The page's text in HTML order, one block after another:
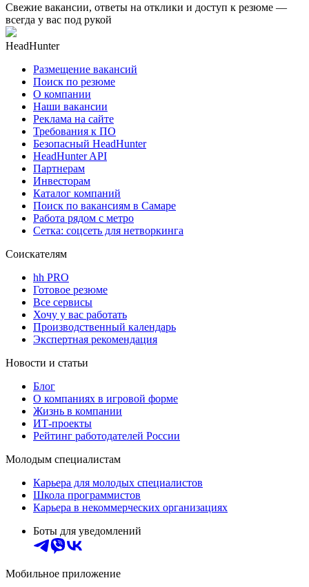
Свежие вакансии, ответы на отклики и доступ к резюме —
всегда у вас под рукой
HeadHunter
Размещение вакансий
Поиск по резюме
О компании
Наши вакансии
Реклама на сайте
Требования к ПО
Безопасный HeadHunter
HeadHunter API
Партнерам
Инвесторам
Каталог компаний
Поиск по вакансиям в Самаре
Работа рядом с метро
Сетка: соцсеть для нетворкинга
Соискателям
hh PRO
Готовое резюме
Все сервисы
Хочу у вас работать
Производственный календарь
Экспертная рекомендация
Новости и статьи
Блог
О компаниях в игровой форме
Жизнь в компании
ИТ-проекты
Рейтинг работодателей России
Молодым специалистам
Карьера для молодых специалистов
Школа программистов
Карьера в некоммерческих организациях
Боты для уведомлений
Мобильное приложение